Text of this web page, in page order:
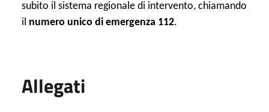
subito il sistema regionale di intervento, chiamando
il numero unico di emergenza 112.
Allegati